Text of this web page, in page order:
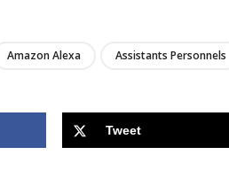
Amazon Alexa Assistants Personnels
Tweet